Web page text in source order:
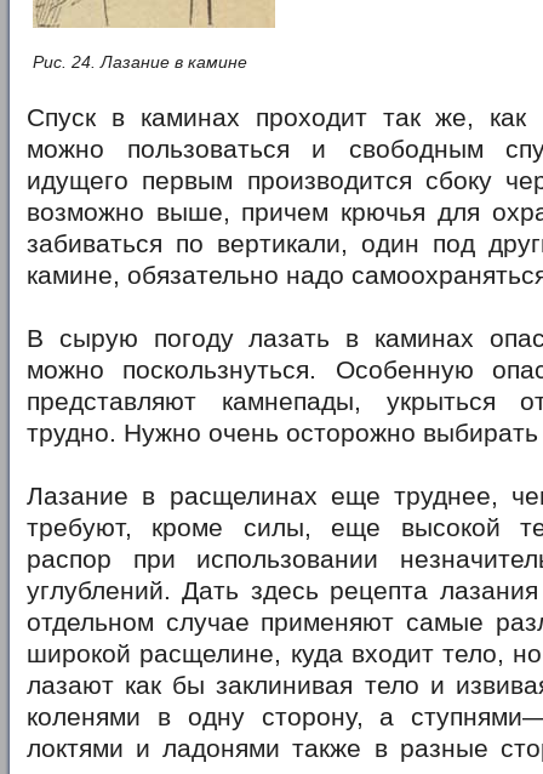
Рис. 24. Лазание в камине
Спуск в каминах проходит так же,
можно пользоваться и свободным
идущего первым производится сбоку
возможно выше, причем крючья для
забиваться по вертикали, один под
камине, обязательно надо
В сырую погоду лазать в каминах
можно поскользнуться. Особенную
представляют камнепады, укрыться
трудно. Нужно очень осторожно
Лазание в расщелинах еще труднее,
требуют, кроме силы, еще высокой
распор при использовании
углублений. Дать здесь рецепта
отдельном случае применяют самые
широкой расщелине, куда входит тело, но
лазают как бы заклинивая тело и
коленями в одну сторону, а
локтями и ладонями также в разные